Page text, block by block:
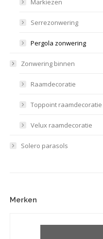
Serrezonwering
Pergola zonwering
Zonwering binnen
Raamdecoratie
Toppoint raamdecoratie
Velux raamdecoratie
Solero parasols
Merken